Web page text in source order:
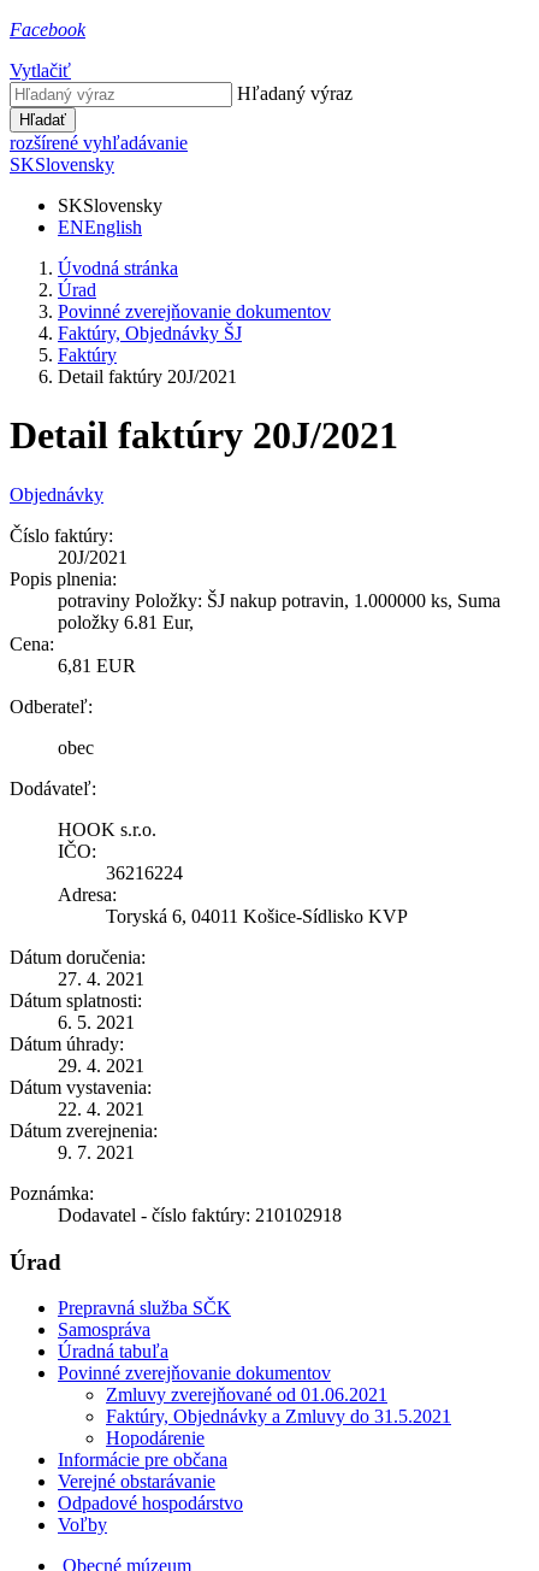
Facebook
Vytlačiť
Hľadaný výraz
Hľadať
rozšírené vyhľadávanie
SKSlovensky
SKSlovensky
ENEnglish
Úvodná stránka
Úrad
Povinné zverejňovanie dokumentov
Faktúry, Objednávky ŠJ
Faktúry
Detail faktúry 20J/2021
Detail faktúry 20J/2021
Objednávky
Číslo faktúry:
20J/2021
Popis plnenia:
potraviny Položky: ŠJ nakup potravin, 1.000000 ks, Suma
položky 6.81 Eur,
Cena:
6,81 EUR
Odberateľ:
obec
Dodávateľ:
HOOK s.r.o.
IČO:
36216224
Adresa:
Toryská 6, 04011 Košice-Sídlisko KVP
Dátum doručenia:
27. 4. 2021
Dátum splatnosti:
6. 5. 2021
Dátum úhrady:
29. 4. 2021
Dátum vystavenia:
22. 4. 2021
Dátum zverejnenia:
9. 7. 2021
Poznámka:
Dodavatel - číslo faktúry: 210102918
Úrad
Prepravná služba SČK
Samospráva
Úradná tabuľa
Povinné zverejňovanie dokumentov
Zmluvy zverejňované od 01.06.2021
Faktúry, Objednávky a Zmluvy do 31.5.2021
Hopodárenie
Informácie pre občana
Verejné obstarávanie
Odpadové hospodárstvo
Voľby
Obecné múzeum